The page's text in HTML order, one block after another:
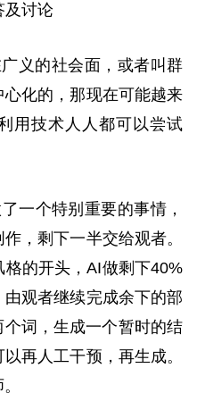
及讨论
义的社会面，或者叫群
化的，那现在可能越来
用技术人人都可以尝试
一个特别重要的事情，
，剩下一半交给观者。
的开头，AI做剩下40%
观者继续完成余下的部
词，生成一个暂时的结
再人工干预，再生成。